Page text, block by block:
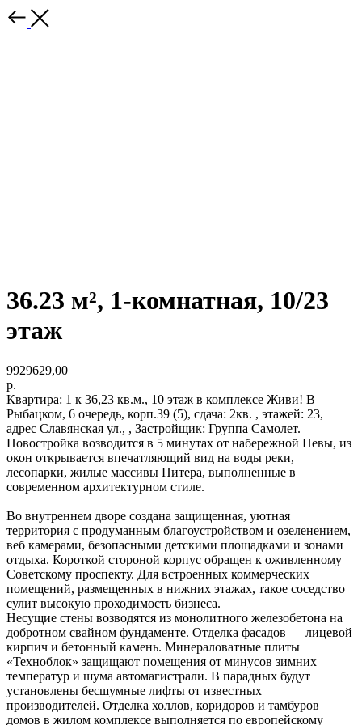
36.23 м², 1-комнатная, 10/23
этаж
9929629,00
р.
Квартира: 1 к 36,23 кв.м., 10 этаж в комплексе Живи! В
Рыбацком, 6 очередь, корп.39 (5), сдача: 2кв. , этажей: 23,
адрес Славянская ул., , Застройщик: Группа Самолет.
Новостройка возводится в 5 минутах от набережной Невы, из
окон открывается впечатляющий вид на воды реки,
лесопарки, жилые массивы Питера, выполненные в
современном архитектурном стиле.
Во внутреннем дворе создана защищенная, уютная
территория с продуманным благоустройством и озеленением,
веб камерами, безопасными детскими площадками и зонами
отдыха. Короткой стороной корпус обращен к оживленному
Советскому проспекту. Для встроенных коммерческих
помещений, размещенных в нижних этажах, такое соседство
сулит высокую проходимость бизнеса.
Несущие стены возводятся из монолитного железобетона на
добротном свайном фундаменте. Отделка фасадов — лицевой
кирпич и бетонный камень. Минераловатные плиты
«Техноблок» защищают помещения от минусов зимних
температур и шума автомагистрали. В парадных будут
установлены бесшумные лифты от известных
производителей. Отделка холлов, коридоров и тамбуров
домов в жилом комплексе выполняется по европейскому